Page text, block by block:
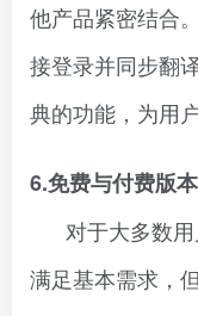
他产品紧密结合
接登录并同步翻
典的功能，为用
6.免费与付费版
对于大多数
满足基本需求，